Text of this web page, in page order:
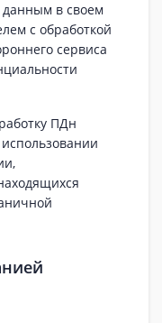
в своем
с обработкой
сервиса
ПДн